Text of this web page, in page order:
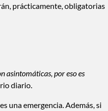
prácticamente, obligatorias
asintomáticas, por eso es
diario.
una emergencia. Además, si